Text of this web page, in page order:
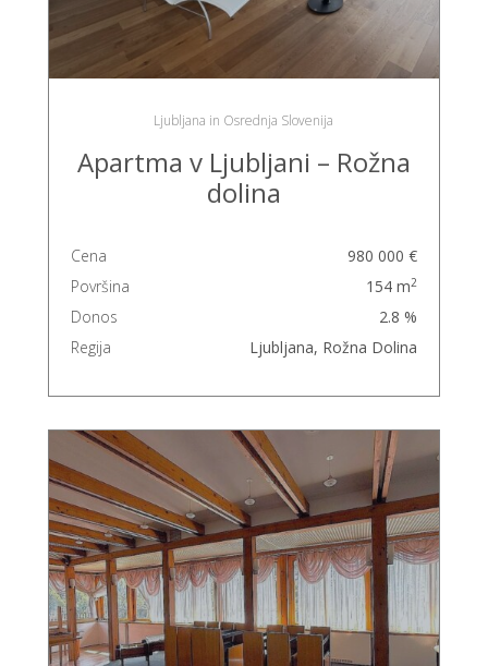
Ljubljana in Osrednja Slovenija
Apartma v Ljubljani – Rožna
dolina
Cena
980 000 €
Površina
154 m2
Donos
2.8 %
Regija
Ljubljana, Rožna Dolina